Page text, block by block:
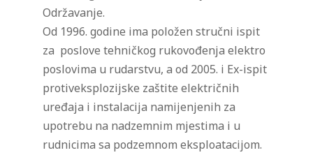
Održavanje.
Od 1996. godine ima položen stručni ispit
za poslove tehničkog rukovođenja elektro
poslovima u rudarstvu, a od 2005. i Ex-ispit
protiveksplozijske zaštite električnih
uređaja i instalacija namijenjenih za
upotrebu na nadzemnim mjestima i u
rudnicima sa podzemnom eksploatacijom.